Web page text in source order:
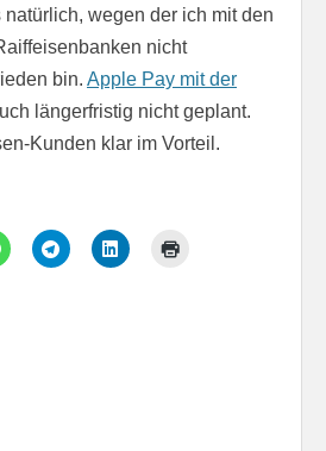
wegen der ich mit den
nicht
bin. Apple Pay mit der
längerfristig nicht geplant.
Kunden klar im Vorteil.